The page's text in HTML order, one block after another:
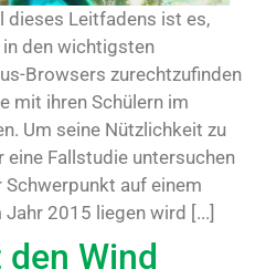
dieses Leitfadens ist es,
den wichtigsten
Browsers zurechtzufinden
mit ihren Schülern im
Um seine Nützlichkeit zu
Fallstudie untersuchen
Schwerpunkt auf einem
2015 liegen wird [...]
Wind